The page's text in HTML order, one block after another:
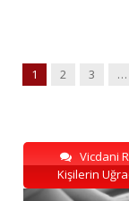
1 2 3 …
Vicdani
Kişilerin